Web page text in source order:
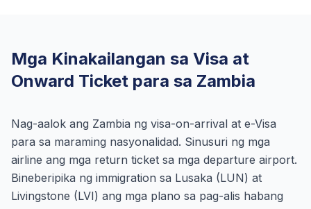
Mga Kinakailangan sa Visa at
Onward Ticket para sa Zambia
Nag-aalok ang Zambia ng visa-on-arrival at e-Visa
para sa maraming nasyonalidad. Sinusuri ng mga
airline ang mga return ticket sa mga departure airport.
Bineberipika ng immigration sa Lusaka (LUN) at
Livingstone (LVI) ang mga plano sa pag-alis habang